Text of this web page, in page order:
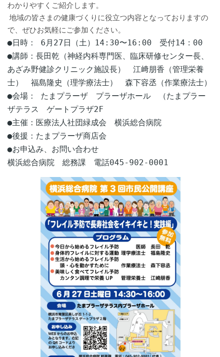
2024.04.15
神奈川県保険医協会 市民公開講座のご案内
2024.03.16
ポジティブエイジングフェス2024のご案内
2023.11.28
第26回青葉区・緑区認知症勉強会のお知らせ
認知症サポーター養成講座のご案内
2023.07.19
第25回青葉区・緑区認知症勉強会のお知らせ
第24回青葉区・緑区認知症勉強会のお知らせ
2023.02.01
認知症サポーター養成講座のご案内
2023.01.31
第23回青葉区・緑区認知症勉強会のお知らせ
2022.12.07
第22回青葉区・緑区認知症勉強会のお知らせ
2022.11.21
第21回青葉区認知症勉強会のお知らせ
2022.09.12
第20回青葉区認知症勉強会のお知らせ
わかりやすくご紹介します。
地域の皆さまの健康づくりに役立つ内容となっておりますの
で、ぜひお気軽にご参加ください。
●日時： 6月27日（土）14:30〜16:00 受付14：00
●講師：長田乾（神経内科専門医、臨床研修センター長、
あざみ野健診クリニック施設長） 江﨑朋香（管理栄養
士） 福島隆史（理学療法士） 森下容丞（作業療法士）
●会場： たまプラーザ プラーザホール （たまプラー
ザテラス ゲートプラザ2F
●主催：医療法人社団緑成会 横浜総合病院
●後援：たまプラーザ商店会
●お申込み、お問い合わせ
横浜総合病院 総務課 電話045-902-0001